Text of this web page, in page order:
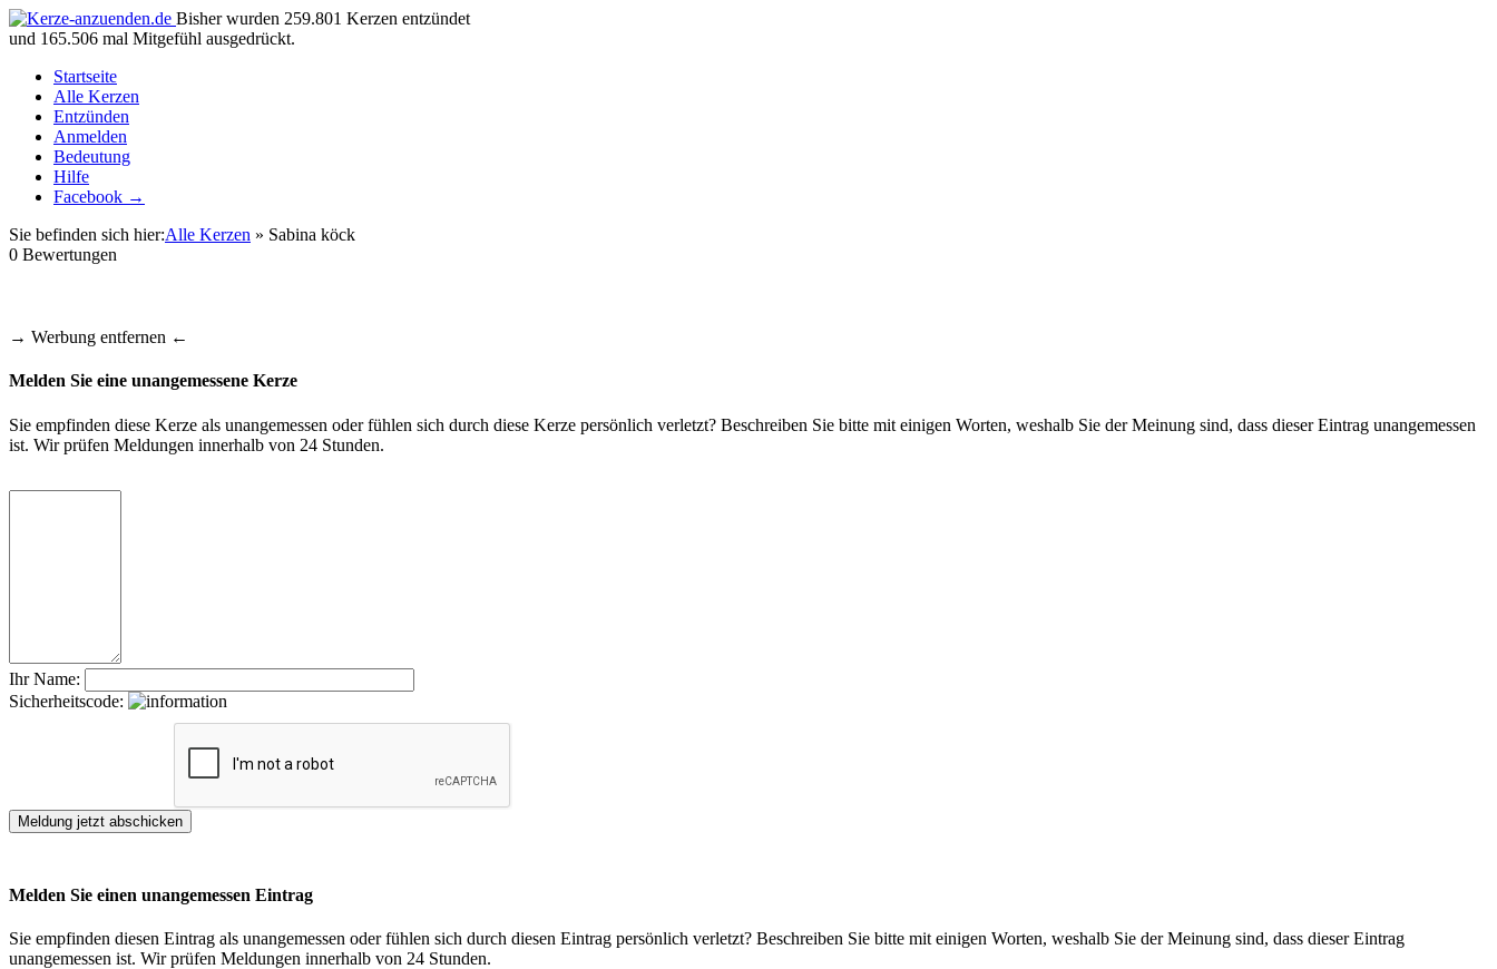
Bisher wurden 259.801 Kerzen entzündet
und 165.506 mal Mitgefühl ausgedrückt.
Startseite
Alle Kerzen
Entzünden
Anmelden
Bedeutung
Hilfe
Facebook →
Sie befinden sich hier:Alle Kerzen » Sabina köck
0 Bewertungen
→ Werbung entfernen ←
Melden Sie eine unangemessene Kerze
Sie empfinden diese Kerze als unangemessen oder fühlen sich durch diese Kerze persönlich verletzt? Beschreiben Sie bitte mit einigen Worten, weshalb Sie der Meinung sind, dass dieser Eintrag unangemessen
ist. Wir prüfen Meldungen innerhalb von 24 Stunden.
Ihr Name:
Sicherheitscode:
Melden Sie einen unangemessen Eintrag
Sie empfinden diesen Eintrag als unangemessen oder fühlen sich durch diesen Eintrag persönlich verletzt? Beschreiben Sie bitte mit einigen Worten, weshalb Sie der Meinung sind, dass dieser Eintrag
unangemessen ist. Wir prüfen Meldungen innerhalb von 24 Stunden.